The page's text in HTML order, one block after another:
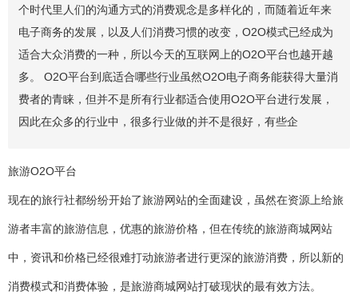
个时代里人们的沟通方式的消费观念是多样化的，而随着近年来
电子商务的发展，以及人们消费习惯的改变，O2O模式已经成为
适合大众消费的一种，所以今天的互联网上的O2O平台也越开越
多。 O2O平台到底适合哪些行业虽然O2O电子商务能获得大量消
费者的青睐，但并不是所有行业都适合使用O2O平台进行发展，
因此在众多的行业中，很多行业做的并不是很好，有些企
旅游O2O平台
现在的旅行社都纷纷开始了旅游网站的全面建设，虽然在资源上给旅
游者丰富的旅游信息，优惠的旅游价格，但在传统的旅游商城网站
中，资讯和价格已经很难打动旅游者进行更深的旅游消费，所以新的
消费模式和消费体验，是旅游商城网站打破现状的最有效方法。